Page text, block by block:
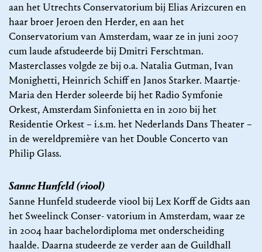
aan het Utrechts Conservatorium bij Elias Arizcuren en
haar broer Jeroen den Herder, en aan het
Conservatorium van Amsterdam, waar ze in juni 2007
cum laude afstudeerde bij Dmitri Ferschtman.
Masterclasses volgde ze bij o.a. Natalia Gutman, Ivan
Monighetti, Heinrich Schiff en Janos Starker. Maartje-
Maria den Herder soleerde bij het Radio Symfonie
Orkest, Amsterdam Sinfonietta en in 2010 bij het
Residentie Orkest – i.s.m. het Nederlands Dans Theater –
in de wereldpremière van het Double Concerto van
Philip Glass.
Sanne Hunfeld (viool)
Sanne Hunfeld studeerde viool bij Lex Korff de Gidts aan
het Sweelinck Conser- vatorium in Amsterdam, waar ze
in 2004 haar bachelordiploma met onderscheiding
haalde. Daarna studeerde ze verder aan de Guildhall